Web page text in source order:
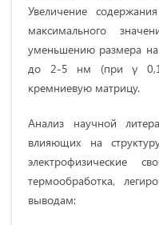
Увеличение
максимального
уменьшению размера
до 2-5 нм (при γ
кремниевую матрицу.
Анализ научной
влияющих на
электрофизические
термообработка,
выводам: